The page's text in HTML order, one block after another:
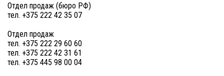
Отдел продаж (бюро РФ)
тел. +375 222 42 35 07
Отдел продаж
тел. +375 222 29 60 60
тел. +375 222 42 31 61
тел. +375 445 98 00 04